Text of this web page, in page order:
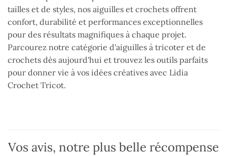
tailles et de styles, nos aiguilles et crochets offrent
confort, durabilité et performances exceptionnelles
pour des résultats magnifiques à chaque projet.
Parcourez notre catégorie d'aiguilles à tricoter et de
crochets dès aujourd'hui et trouvez les outils parfaits
pour donner vie à vos idées créatives avec Lidia
Crochet Tricot.
Vos avis, notre plus belle récompense